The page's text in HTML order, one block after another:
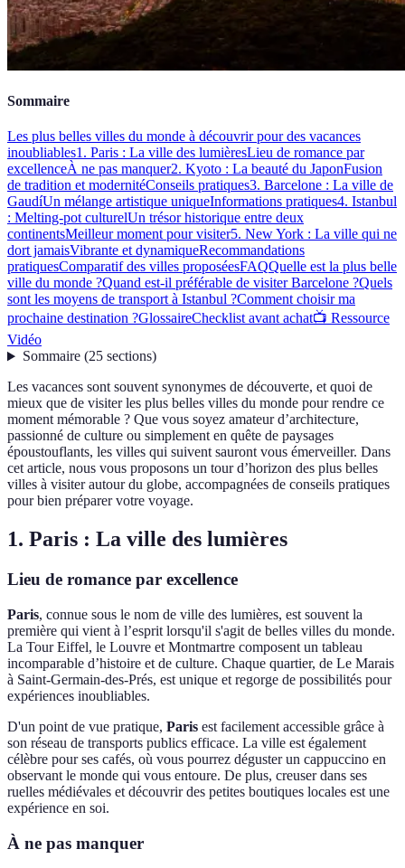
Sommaire
Les plus belles villes du monde à découvrir pour des vacances
inoubliables1. Paris : La ville des lumièresLieu de romance par
excellenceÀ ne pas manquer2. Kyoto : La beauté du JaponFusion
de tradition et modernitéConseils pratiques3. Barcelone : La ville de
GaudíUn mélange artistique uniqueInformations pratiques4. Istanbul
: Melting-pot culturelUn trésor historique entre deux
continentsMeilleur moment pour visiter5. New York : La ville qui ne
dort jamaisVibrante et dynamiqueRecommandations
pratiquesComparatif des villes proposéesFAQQuelle est la plus belle
ville du monde ?Quand est-il préférable de visiter Barcelone ?Quels
sont les moyens de transport à Istanbul ?Comment choisir ma
prochaine destination ?GlossaireChecklist avant achat📺 Ressource
Vidéo
Sommaire(25 sections)
Les vacances sont souvent synonymes de découverte, et quoi de
mieux que de visiter les plus belles villes du monde pour rendre ce
moment mémorable ? Que vous soyez amateur d’architecture,
passionné de culture ou simplement en quête de paysages
époustouflants, les villes qui suivent sauront vous émerveiller. Dans
cet article, nous vous proposons un tour d’horizon des plus belles
villes à visiter autour du globe, accompagnées de conseils pratiques
pour bien préparer votre voyage.
1. Paris : La ville des lumières
Lieu de romance par excellence
Paris, connue sous le nom de ville des lumières, est souvent la
première qui vient à l’esprit lorsqu'il s'agit de belles villes du monde.
La Tour Eiffel, le Louvre et Montmartre composent un tableau
incomparable d’histoire et de culture. Chaque quartier, de Le Marais
à Saint-Germain-des-Prés, est unique et regorge de possibilités pour
expériences inoubliables.
D'un point de vue pratique, Paris est facilement accessible grâce à
son réseau de transports publics efficace. La ville est également
célèbre pour ses cafés, où vous pourrez déguster un cappuccino en
observant le monde qui vous entoure. De plus, creuser dans ses
ruelles médiévales et découvrir des petites boutiques locales est une
expérience en soi.
À ne pas manquer